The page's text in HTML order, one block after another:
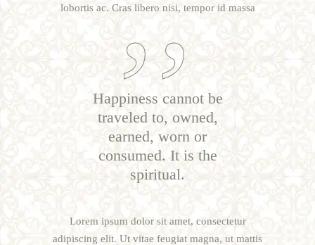
lobortis ac. Cras libero nisi, tempor id massa
Happiness cannot be
traveled to, owned,
earned, worn or
consumed. It is the
spiritual.
Lorem ipsum dolor sit amet, consectetur
adipiscing elit. Ut vitae feugiat magna, ut mattis